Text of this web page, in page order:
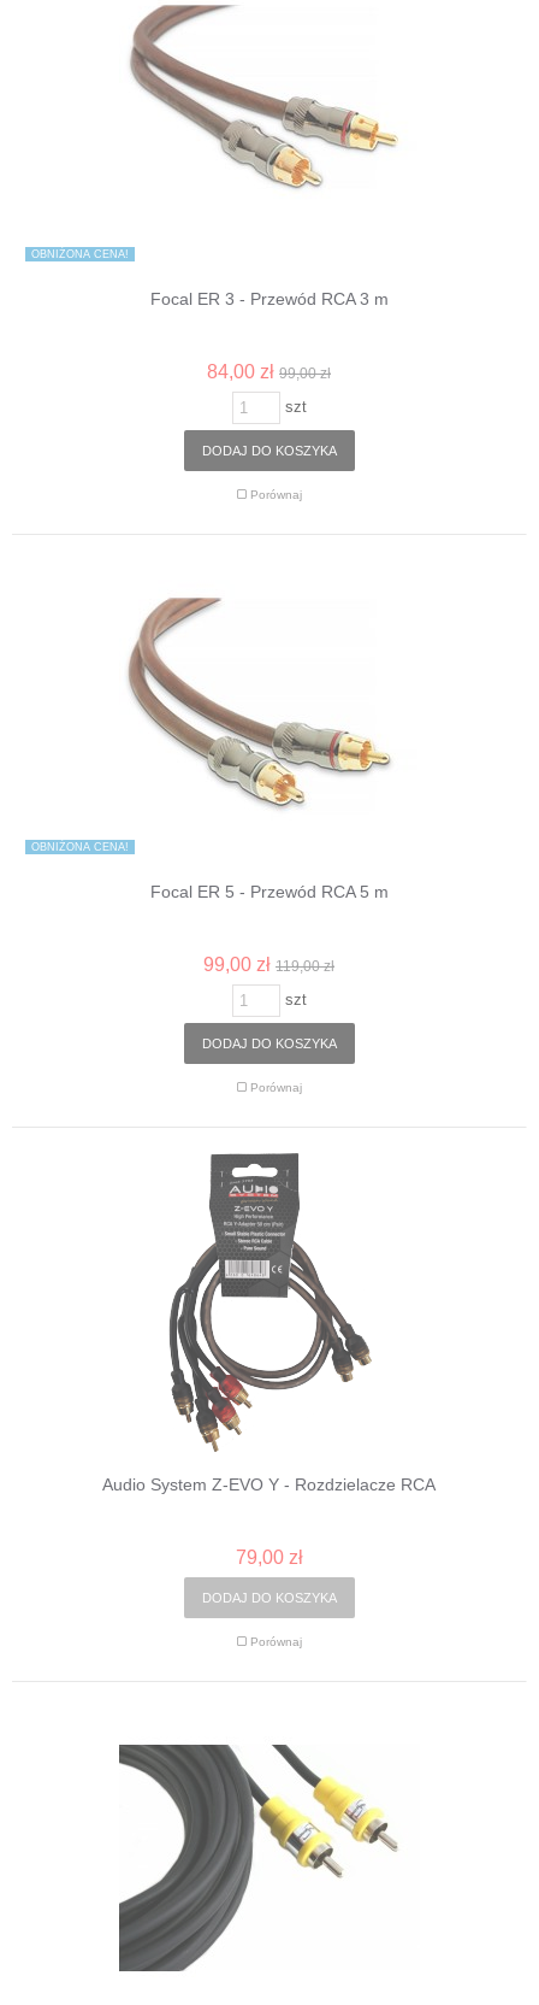
Focal ER 3 - Przewód RCA 3 m
84,00 zł 99,00 zł
OBNIŻONA CENA!
szt
DODAJ DO KOSZYKA
Porównaj
Focal ER 5 - Przewód RCA 5 m
99,00 zł 119,00 zł
OBNIŻONA CENA!
szt
DODAJ DO KOSZYKA
Porównaj
Audio System Z-EVO Y - Rozdzielacze RCA
79,00 zł
DODAJ DO KOSZYKA
Porównaj